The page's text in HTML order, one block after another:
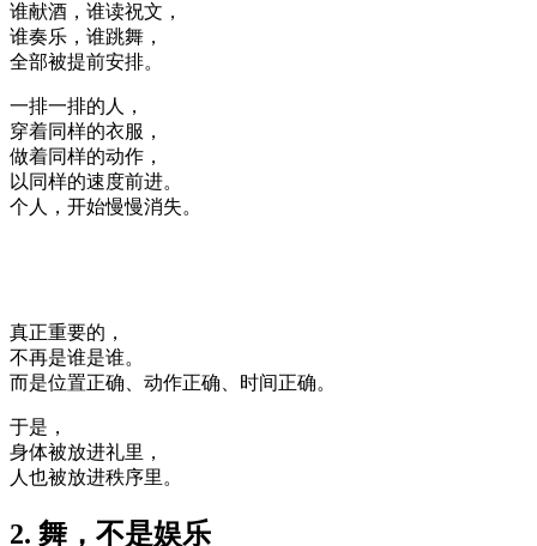
谁献酒，谁读祝文，
谁奏乐，谁跳舞，
全部被提前安排。
一排一排的人，
穿着同样的衣服，
做着同样的动作，
以同样的速度前进。
个人，开始慢慢消失。
真正重要的，
不再是谁是谁。
而是位置正确、动作正确、时间正确。
于是，
身体被放进礼里，
人也被放进秩序里。
2. 舞，不是娱乐